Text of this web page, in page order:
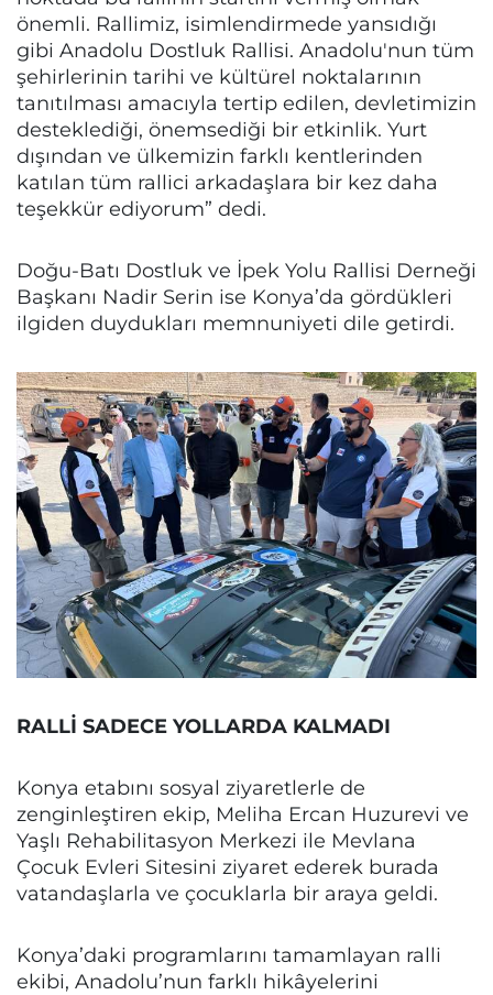
önemli. Rallimiz, isimlendirmede yansıdığı
gibi Anadolu Dostluk Rallisi. Anadolu'nun tüm
şehirlerinin tarihi ve kültürel noktalarının
tanıtılması amacıyla tertip edilen, devletimizin
desteklediği, önemsediği bir etkinlik. Yurt
dışından ve ülkemizin farklı kentlerinden
katılan tüm rallici arkadaşlara bir kez daha
teşekkür ediyorum” dedi.
Doğu-Batı Dostluk ve İpek Yolu Rallisi Derneği
Başkanı Nadir Serin ise Konya’da gördükleri
ilgiden duydukları memnuniyeti dile getirdi.
RALLİ SADECE YOLLARDA KALMADI
Konya etabını sosyal ziyaretlerle de
zenginleştiren ekip, Meliha Ercan Huzurevi ve
Yaşlı Rehabilitasyon Merkezi ile Mevlana
Çocuk Evleri Sitesini ziyaret ederek burada
vatandaşlarla ve çocuklarla bir araya geldi.
Konya’daki programlarını tamamlayan ralli
ekibi, Anadolu’nun farklı hikâyelerini